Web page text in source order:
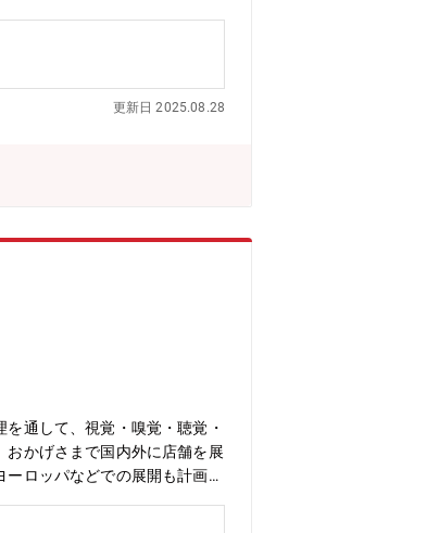
動向、他社動向、製品の要求
も踏まえ、市場要求内容、 当
向けた様々なツール作成や巡
す。（別に相談センターやS
成等のデジタルコンテンツ
り、製品構造から制御の内容
】・営業部 同社の中核事業と
ージエアコン営業課 国内PAC
ミッションです。【業務の
に意思を反映出来る事。ま
業戦略に大きく関与出来ま
同社の事業の柱となる冷熱事
促企画等の業務経を積む。2
更新日 2025.08.28
通して、視覚・嗅覚・聴覚・
かげさまで国内外に店舗を展
ーロッパなどでの展開も計画
に残る“非日常体験”を創るお